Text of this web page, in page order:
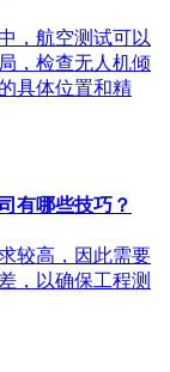
，航空测试可以
，检查无人机倾
具体位置和精
有哪些技巧？
较高，因此需要
，以确保工程测